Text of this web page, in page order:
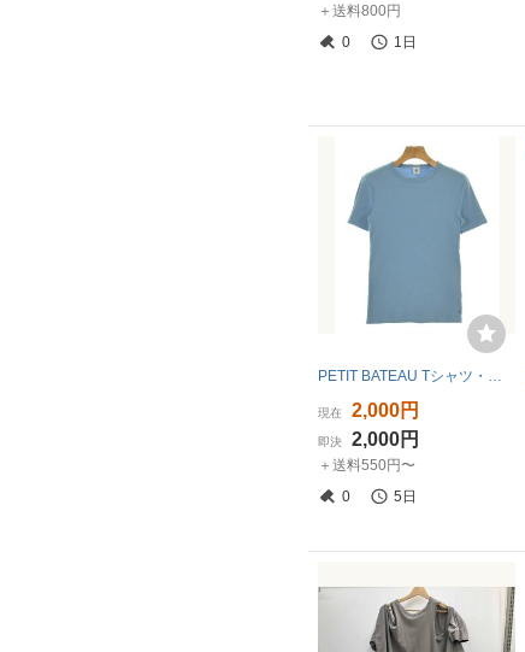
＋送料800円
0
1日
PETIT BATEAU Tシャツ・カットソー レディース プチバトー 中古 古着
現在 2,000円
即決 2,000円
＋送料550円〜
0
5日